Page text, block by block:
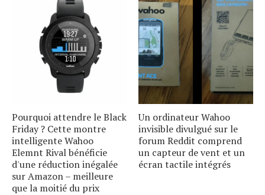
Pourquoi attendre le Black
Friday ? Cette montre
intelligente Wahoo
Elemnt Rival bénéficie
d'une réduction inégalée
sur Amazon – meilleure
que la moitié du prix
Un ordinateur Wahoo
invisible divulgué sur le
forum Reddit comprend
un capteur de vent et un
écran tactile intégrés